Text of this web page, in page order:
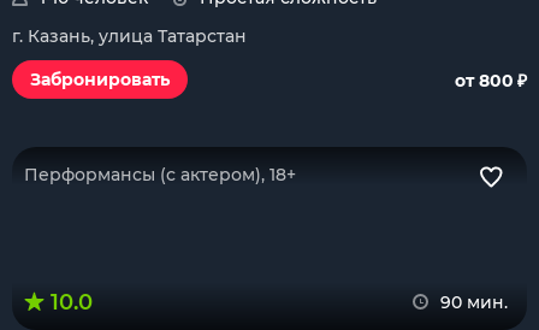
г. Казань, улица Татарстан
Забронировать
от 800 ₽
Перформансы (с актером), 18+
10.0 90 мин.